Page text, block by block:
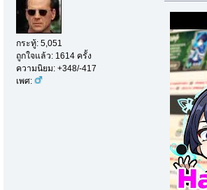
กระทู้: 5,051
ถูกใจแล้ว: 1614 ครั้ง
ความนิยม: +348/-417
เพศ: